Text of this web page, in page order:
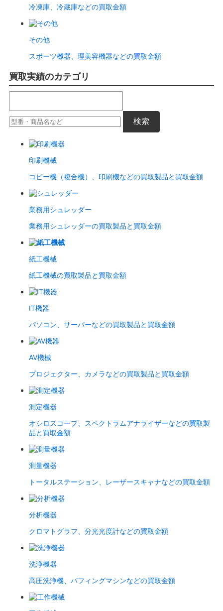
冷凍庫、冷蔵庫などの買取金額
その他
スポーツ機器、理美容機器などの買取金額
買取実績のカテゴリ
検索
印刷機械
コピー機（複合機）、印刷機などの買取製品と買取金額
業務用シュレッダー
業務用シュレッダーの買取製品と買取金額
紙工機械
紙工機械の買取製品と買取金額
IT機器
パソコン、サーバーなどの買取製品と買取金額
AV機械
プロジェクター、カメラなどの買取製品と買取金額
測定機器
オシロスコープ、スペクトラムアナライザーなどの買取製
品と買取金額
測量機器
トータルステーション、レーザースキャナなどの買取金額
分析機器
クロマトグラフ、分光光度計などの買取金額
洗浄機器
高圧洗浄機、バフィングマシンなどの買取金額